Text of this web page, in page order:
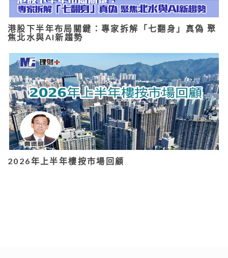
港股下半年布局關鍵：專家拆解「七翻身」真偽 聚
焦北水與AI新趨勢
2026年上半年樓按市場回顧